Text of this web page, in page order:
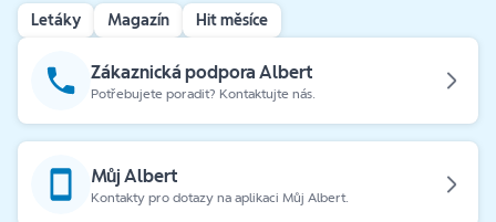
Letáky Magazín Hit měsíce
Zákaznická podpora Albert
Potřebujete poradit? Kontaktujte nás.
Můj Albert
Kontakty pro dotazy na aplikaci Můj Albert.